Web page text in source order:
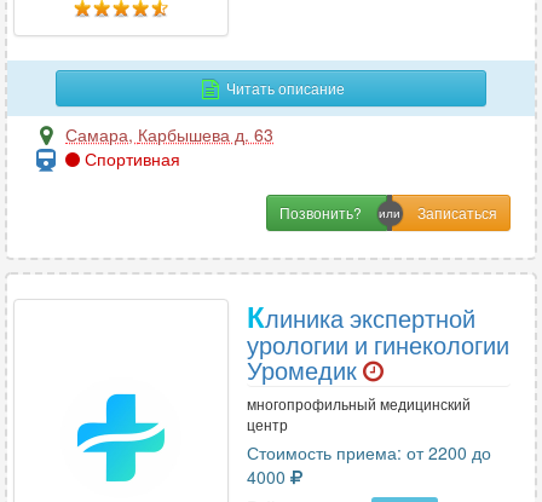
Читать описание
Самара, Карбышева д. 63
Спортивная
Позвонить?
Клиника экспертной
урологии и гинекологии
Уромедик
многопрофильный медицинский
центр
Стоимость приема: от 2200 до
4000